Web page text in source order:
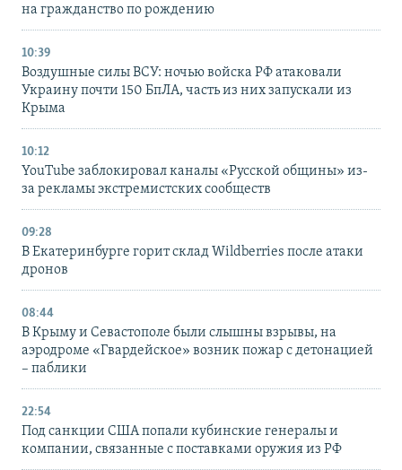
на гражданство по рождению
10:39
Воздушные силы ВСУ: ночью войска РФ атаковали
Украину почти 150 БпЛА, часть из них запускали из
Крыма
10:12
YouTube заблокировал каналы «Русской общины» из-
за рекламы экстремистских сообществ
09:28
В Екатеринбурге горит склад Wildberries после атаки
дронов
08:44
В Крыму и Севастополе были слышны взрывы, на
аэродроме «Гвардейское» возник пожар с детонацией
– паблики
22:54
Под санкции США попали кубинские генералы и
компании, связанные с поставками оружия из РФ